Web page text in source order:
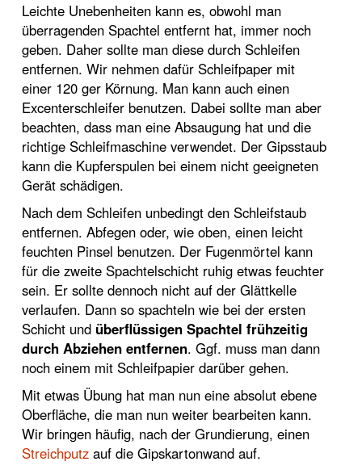
Leichte Unebenheiten kann es, obwohl man
überragenden Spachtel entfernt hat, immer noch
geben. Daher sollte man diese durch Schleifen
entfernen. Wir nehmen dafür Schleifpaper mit
einer 120 ger Körnung. Man kann auch einen
Excenterschleifer benutzen. Dabei sollte man aber
beachten, dass man eine Absaugung hat und die
richtige Schleifmaschine verwendet. Der Gipsstaub
kann die Kupferspulen bei einem nicht geeigneten
Gerät schädigen.
Nach dem Schleifen unbedingt den Schleifstaub
entfernen. Abfegen oder, wie oben, einen leicht
feuchten Pinsel benutzen. Der Fugenmörtel kann
für die zweite Spachtelschicht ruhig etwas feuchter
sein. Er sollte dennoch nicht auf der Glättkelle
verlaufen. Dann so spachteln wie bei der ersten
Schicht und überflüssigen Spachtel frühzeitig
durch Abziehen entfernen. Ggf. muss man dann
noch einem mit Schleifpapier darüber gehen.
Mit etwas Übung hat man nun eine absolut ebene
Oberfläche, die man nun weiter bearbeiten kann.
Wir bringen häufig, nach der Grundierung, einen
Streichputz auf die Gipskartonwand auf.